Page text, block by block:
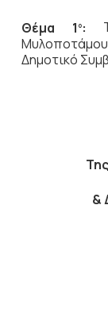
Θέμα 1 ο:
Μυλοποτάμου
Δημοτικό
&